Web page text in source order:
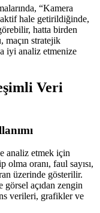
“Kamera
hale getirildiğinde,
hatta birden
maçın stratejik
iyi analiz etmenize
Veri
analiz etmek için
olma oranı, faul sayısı,
üzerinde gösterilir.
görsel açıdan zengin
verileri, grafikler ve